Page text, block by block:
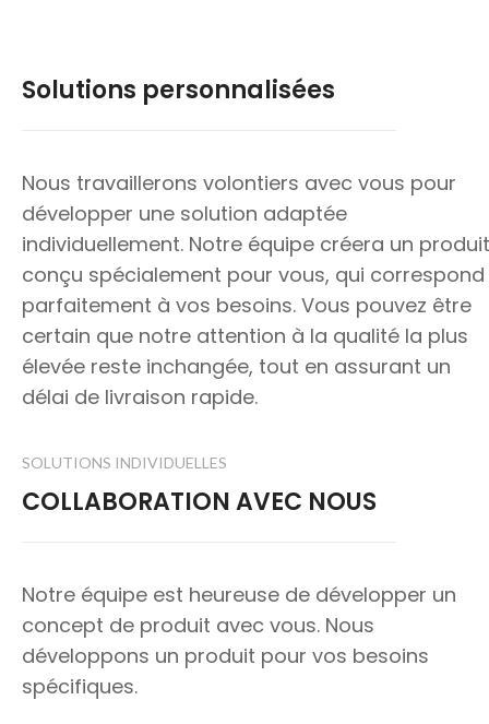
Solutions personnalisées
Nous travaillerons volontiers avec vous pour
développer une solution adaptée
individuellement. Notre équipe créera un produit
conçu spécialement pour vous, qui correspond
parfaitement à vos besoins. Vous pouvez être
certain que notre attention à la qualité la plus
élevée reste inchangée, tout en assurant un
délai de livraison rapide.
SOLUTIONS INDIVIDUELLES
COLLABORATION AVEC NOUS
Notre équipe est heureuse de développer un
concept de produit avec vous. Nous
développons un produit pour vos besoins
spécifiques.